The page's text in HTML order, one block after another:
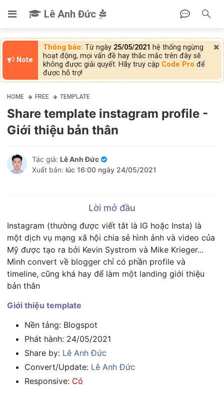
Lê Anh Đức
Note
Thông báo: Từ ngày 25/05/2021 hệ thống ngừng
hoạt động, mọi vấn đề hay thắc mắc trên đây sẽ
không được giải quyết. Hãy truy cập Code Pro để
được hỗ trợ!
HOME FREE TEMPLATE
Share template instagram profile -
Giới thiệu bản thân
Tác giả: Lê Anh Đức
Xuất bản: lúc 16:00 ngày 24/05/2021
Lời mở đầu
Instagram (thường được viết tắt là IG hoặc Insta) là
một dịch vụ mạng xã hội chia sẻ hình ảnh và video của
Mỹ được tạo ra bởi Kevin Systrom và Mike Krieger...
Mình convert về blogger chỉ có phần profile và
timeline, cũng khá hay để làm một landing giới thiệu
bản thân
Giới thiệu template
Nền tảng: Blogspot
Phát hành: 24/05/2021
Share by: Lê Anh Đức
Convert/Update: Lê Anh Đức
Responsive: Có